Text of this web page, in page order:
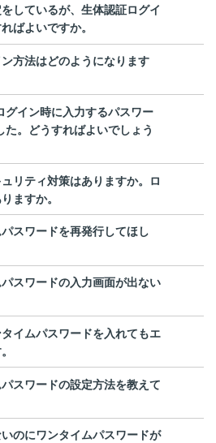
しているが、生体認証ログイ
ばよいですか。
方法はどのようになります
グイン時に入力するパスワー
た。どうすればよいでしょう
リティ対策はありますか。ロ
ますか。
スワードを再発行してほし
スワードの入力画面が出ない
イムパスワードを入れてもエ
スワードの設定方法を教えて
のにワンタイムパスワードが